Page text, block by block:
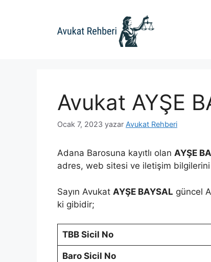
Avukat AYŞE
Ocak 7, 2023 yazar Avukat Rehberi
Adana Barosuna kayıtlı olan AYŞE
adres, web sitesi ve iletişim
Sayın Avukat AYŞE BAYSAL güncel
ki gibidir;
TBB Sicil No
Baro Sicil No